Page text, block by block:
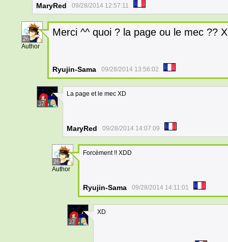
MaryRed 09/28/2014 12:57:11
26
Author
Merci ^^ quoi ? la page ou le mec ??
Ryujin-Sama 09/28/2014 13:56:02
37
La page et le mec XD
MaryRed 09/28/2014 14:07:09
26
Author
Forcément !! XDD
Ryujin-Sama 09/28/2014 14:11:01
37
XD